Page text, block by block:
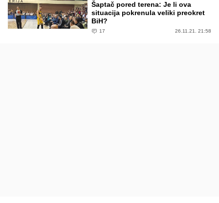
Šaptač pored terena: Je li ova
situacija pokrenula veliki preokret
BiH?
17 26.11.21. 21:58